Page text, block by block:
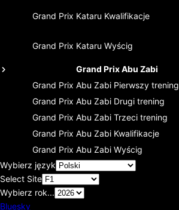
Grand Prix Kataru Kwalifikacje
Grand Prix Kataru Wyścig
Grand Prix Abu Zabi
Grand Prix Abu Zabi Pierwszy trening
Grand Prix Abu Zabi Drugi trening
Grand Prix Abu Zabi Trzeci trening
Grand Prix Abu Zabi Kwalifikacje
Grand Prix Abu Zabi Wyścig
Wybierz język
Select Site
Wybierz rok...
Bluesky